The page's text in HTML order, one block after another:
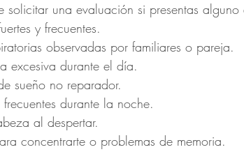
solicitar una evaluación si presentas alguno
y frecuentes.
observadas por familiares o pareja.
excesiva durante el día.
sueño no reparador.
frecuentes durante la noche.
al despertar.
concentrarte o problemas de memoria.